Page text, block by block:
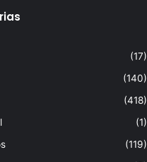
(17)
(140)
(418)
(1)
(119)